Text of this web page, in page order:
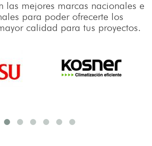
las mejores marcas nacionales e
para poder ofrecerte los
calidad para tus proyectos.